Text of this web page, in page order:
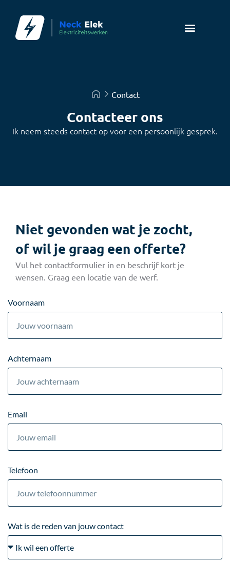
Contact
Contacteer ons
Ik neem steeds contact op voor een persoonlijk gesprek.
Niet gevonden wat je zocht,
of wil je graag een offerte?
Vul het contactformulier in en beschrijf kort je
wensen. Graag een locatie van de werf.
Voornaam
Achternaam
Email
Telefoon
Wat is de reden van jouw contact